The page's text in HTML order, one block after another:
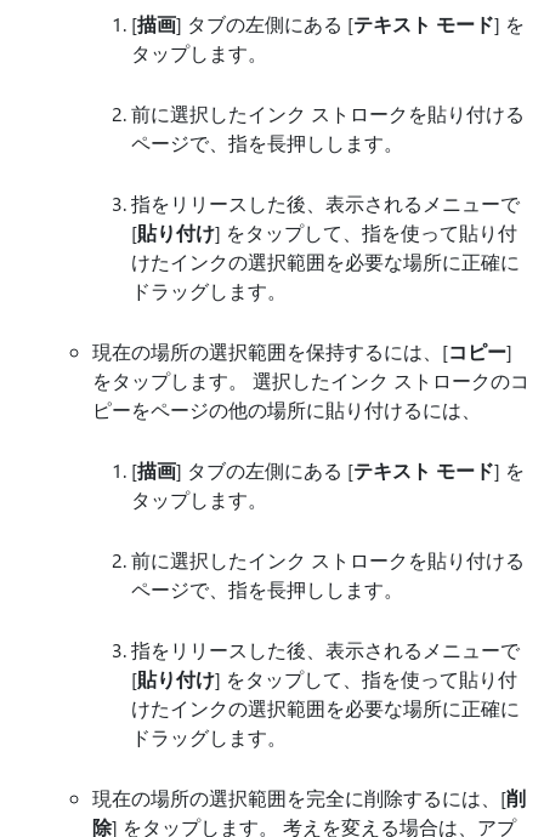
[描画] タブの左側にある [テキスト モード] を
タップします。
前に選択したインク ストロークを貼り付ける
ページで、指を長押しします。
指をリリースした後、表示されるメニューで
[貼り付け] をタップして、指を使って貼り付
けたインクの選択範囲を必要な場所に正確に
ドラッグします。
現在の場所の選択範囲を保持するには、[コピー]
をタップします。 選択したインク ストロークのコ
ピーをページの他の場所に貼り付けるには、
[描画] タブの左側にある [テキスト モード] を
タップします。
前に選択したインク ストロークを貼り付ける
ページで、指を長押しします。
指をリリースした後、表示されるメニューで
[貼り付け] をタップして、指を使って貼り付
けたインクの選択範囲を必要な場所に正確に
ドラッグします。
現在の場所の選択範囲を完全に削除するには、[削
除] をタップします。 考えを変える場合は、アプ